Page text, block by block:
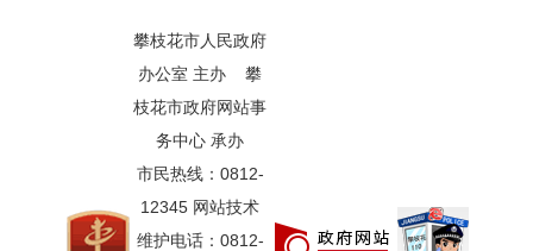
攀枝花市人民政府
办公室 主办 攀
枝花市政府网站事
务中心 承办
市民热线：0812-
12345 网站技术
维护电话：0812-